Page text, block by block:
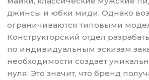
джинсы и юбки миди. Однако
ограничиваются типовыми
Конструкторский отдел
по индивидуальным эскизам
необходимости создает
нуля. Это значит, что бренд